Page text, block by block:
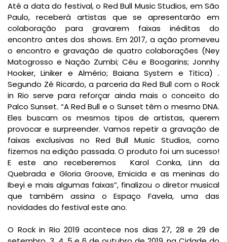
Até a data do festival, o Red Bull Music Studios, em São
Paulo, receberá artistas que se apresentarão em
colaboração para gravarem faixas inéditas do
encontro antes dos shows. Em 2017, a ação promeveu
o encontro e gravação de quatro colaborações (Ney
Matogrosso e Nação Zumbi; Céu e Boogarins; Jonnhy
Hooker, Liniker e Almério; Baiana System e Titica) .
Segundo Zé Ricardo, a parceria da Red Bull com o Rock
in Rio serve para reforçar ainda mais o conceito do
Palco Sunset. “A Red Bull e o Sunset têm o mesmo DNA.
Eles buscam os mesmos tipos de artistas, querem
provocar e surpreender. Vamos repetir a gravação de
faixas exclusivas no Red Bull Music Studios, como
fizemos na edição passada. O produto foi um sucesso!
E este ano receberemos Karol Conka, Linn da
Quebrada e Gloria Groove, Emicida e as meninas do
Ibeyi e mais algumas faixas”, finalizou o diretor musical
que também assina o Espaço Favela, uma das
novidades do festival este ano.
O Rock in Rio 2019 acontece nos dias 27, 28 e 29 de